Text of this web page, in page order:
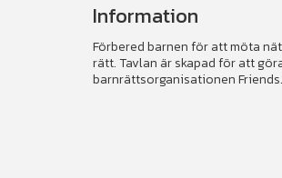
Information
Förbered barnen för att möta
rätt. Tavlan är skapad för att
barnrättsorganisationen